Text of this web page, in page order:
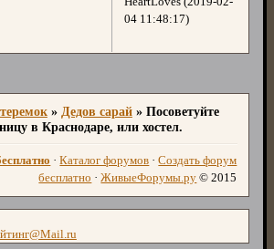
04 11:48:17)
» Дедов сарай » Посоветуйте
в Краснодаре, или хостел.
·Каталог форумов ·Создать форум
бесплатно ·ЖивыеФорумы.ру © 2015